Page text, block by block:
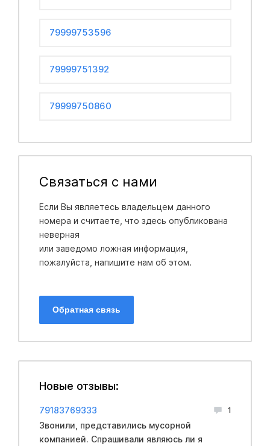
79999753596
79999751392
79999750860
Связаться с нами
Если Вы являетесь владельцем данного
номера и считаете, что здесь опубликована
неверная
или заведомо ложная информация,
пожалуйста, напишите нам об этом.
Обратная связь
Новые отзывы:
79183769333 1
Звонили, представились мусорной
компанией. Спрашивали являюсь ли я